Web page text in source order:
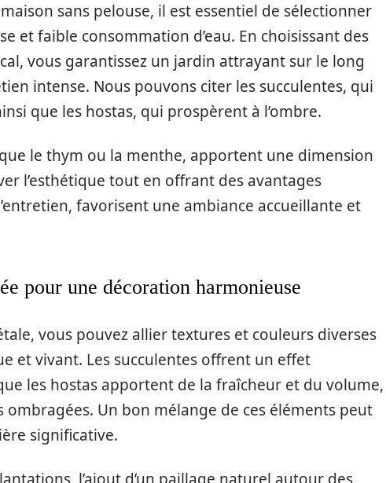
sans pelouse, il est essentiel de sélectionner
et faible consommation d’eau. En choisissant des
vous garantissez un jardin attrayant sur le long
intense. Nous pouvons citer les succulentes, qui
que les hostas, qui prospèrent à l’ombre.
le thym ou la menthe, apportent une dimension
l’esthétique tout en offrant des avantages
favorisent une ambiance accueillante et
pour une décoration harmonieuse
vous pouvez allier textures et couleurs diverses
et vivant. Les succulentes offrent un effet
les hostas apportent de la fraîcheur et du volume,
Un bon mélange de ces éléments peut
significative.